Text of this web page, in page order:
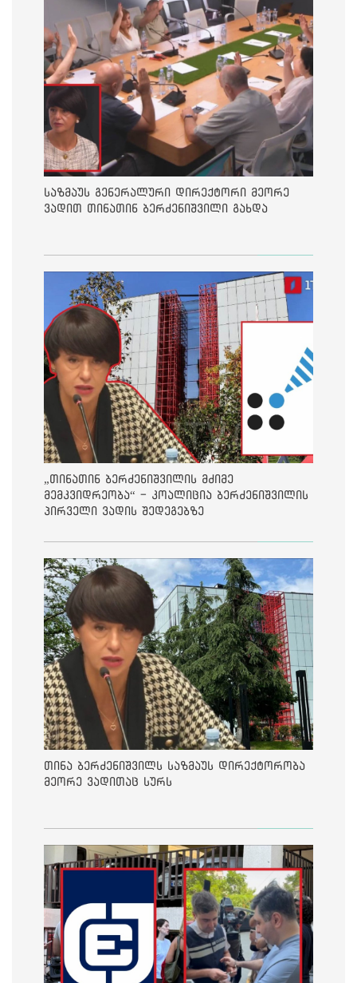
საზმაუს გენერალური დირექტორი მეორე
ვადით თინათინ ბერძენიშვილი გახდა
„თინათინ ბერძენიშვილის მძიმე
მემკვიდრეობა“ - კოალიცია ბერძენიშვილის
პირველი ვადის შედეგებზე
თინა ბერძენიშვილს საზმაუს დირექტორობა
მეორე ვადითაც სურს